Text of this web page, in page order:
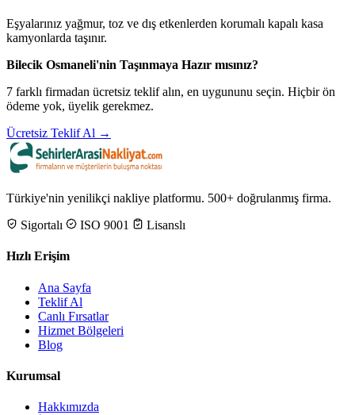
Eşyalarınız yağmur, toz ve dış etkenlerden korumalı kapalı kasa
kamyonlarda taşınır.
Bilecik Osmaneli'nin Taşınmaya Hazır mısınız?
7 farklı firmadan ücretsiz teklif alın, en uygununu seçin. Hiçbir ön
ödeme yok, üyelik gerekmez.
Ücretsiz Teklif Al →
Türkiye'nin yenilikçi nakliye platformu. 500+ doğrulanmış firma.
Sigortalı
ISO 9001 Lisanslı
Hızlı Erişim
Ana Sayfa
Teklif Al
Canlı Fırsatlar
Hizmet Bölgeleri
Blog
Kurumsal
Hakkımızda